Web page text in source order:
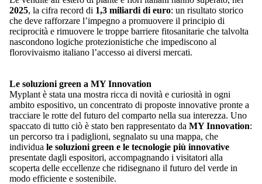
2025, la cifra record di 1,3 miliardi di euro: un risultato storico
che deve rafforzare l’impegno a promuovere il principio di
reciprocità e rimuovere le troppe barriere fitosanitarie che talvolta
nascondono logiche protezionistiche che impediscono al
florovivaismo italiano l’accesso ai diversi mercati.
Le soluzioni green a MY Innovation
Myplant è stata una mostra ricca di novità e curiosità in ogni
ambito espositivo, un concentrato di proposte innovative pronte a
tracciare le rotte del futuro del comparto nella sua interezza. Uno
spaccato di tutto ciò è stato ben rappresentato da MY Innovation:
un percorso tra i padiglioni, segnalato su una mappa, che
individua le soluzioni green e le tecnologie più innovative
presentate dagli espositori, accompagnando i visitatori alla
scoperta delle eccellenze che ridisegnano il futuro del verde in
modo efficiente e sostenibile.